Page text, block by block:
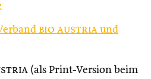
bio austria und
(als Print-Version beim